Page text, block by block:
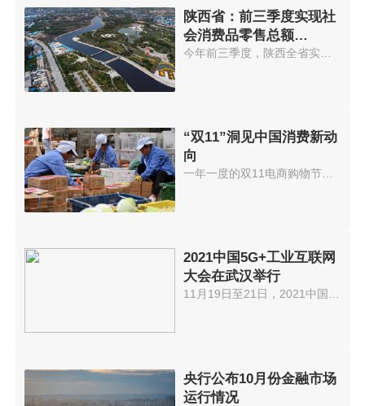
陕西省：前三季度实现社
会消费品零售总额
7415.78亿元
“双11”洞见中国消费新动
向
一年一度的双11电商购物节，再次...
2021中国5G+工业互联网
大会在武汉举行
11月19日至21日，2021中国5G+工...
央行公布10月份金融市场
运行情况